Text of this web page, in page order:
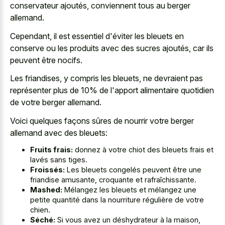
conservateur ajoutés, conviennent tous au berger
allemand.
Cependant, il est essentiel d'éviter les bleuets en
conserve ou les produits avec des sucres ajoutés, car ils
peuvent être nocifs.
Les friandises, y compris les bleuets, ne devraient pas
représenter plus de 10% de l'apport alimentaire quotidien
de votre berger allemand.
Voici quelques façons sûres de nourrir votre berger
allemand avec des bleuets:
Fruits frais: donnez à votre chiot des bleuets frais et
lavés sans tiges.
Froissés: Les bleuets congelés peuvent être une
friandise amusante, croquante et rafraîchissante.
Mashed: Mélangez les bleuets et mélangez une
petite quantité dans la nourriture régulière de votre
chien.
Séché: Si vous avez un déshydrateur à la maison,